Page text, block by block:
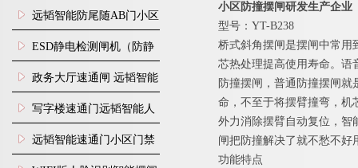
机
远韬智能防尾随AB门小区
门禁闸机安装
​ESD静电检测闸机（防静
电门禁通道系统）
政务大厅速通闸 远韬智能
防尾随静音速通门
写字楼速通门远韬智能人
脸识别快速通道闸
远韬智能速通门小区门禁
小区防撞摆闸研发生产企业
型号：YT-B238
桥式斜角摆闸是摆闸中常用
芯热处理提高使用寿命。语
防撞摆闸，普通防撞摆闸
命，不至于将摆臂撞弯，机
外力消除摆臂自动复位，智
闸把防撞解决了就不愁不好
功